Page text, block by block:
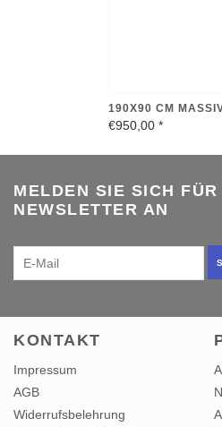
190X90 CM
€950,00 *
MELDEN SIE SICH FÜR
NEWSLETTER AN
KONTAKT
Impressum
AGB
Widerrufsbelehrung